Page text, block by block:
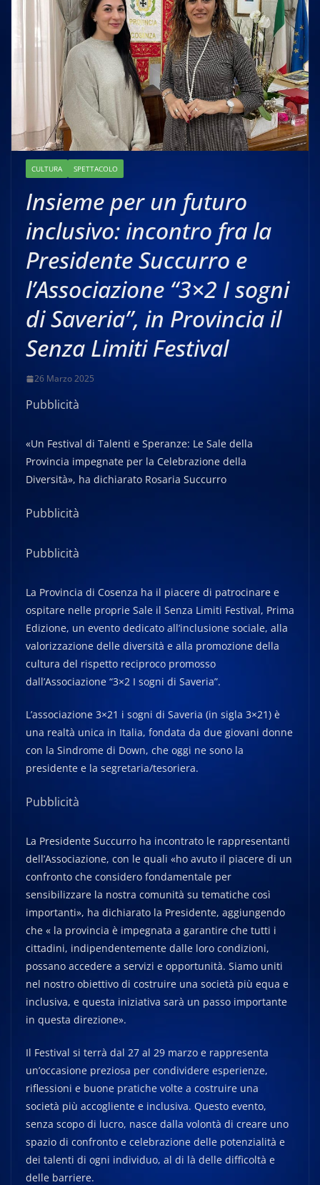
CULTURA SPETTACOLO
Insieme per un futuro
inclusivo: incontro fra la
Presidente Succurro e
l’Associazione “3×2 I sogni
di Saveria”, in Provincia il
Senza Limiti Festival
26 Marzo 2025
Pubblicità
«Un Festival di Talenti e Speranze: Le Sale della
Provincia impegnate per la Celebrazione della
Diversità», ha dichiarato Rosaria Succurro
Pubblicità
Pubblicità
La Provincia di Cosenza ha il piacere di patrocinare e
ospitare nelle proprie Sale il Senza Limiti Festival, Prima
Edizione, un evento dedicato all’inclusione sociale, alla
valorizzazione delle diversità e alla promozione della
cultura del rispetto reciproco promosso
dall’Associazione “3×2 I sogni di Saveria”.
L’associazione 3×21 i sogni di Saveria (in sigla 3×21) è
una realtà unica in Italia, fondata da due giovani donne
con la Sindrome di Down, che oggi ne sono la
presidente e la segretaria/tesoriera.
Pubblicità
La Presidente Succurro ha incontrato le rappresentanti
dell’Associazione, con le quali «ho avuto il piacere di un
confronto che considero fondamentale per
sensibilizzare la nostra comunità su tematiche così
importanti», ha dichiarato la Presidente, aggiungendo
che « la provincia è impegnata a garantire che tutti i
cittadini, indipendentemente dalle loro condizioni,
possano accedere a servizi e opportunità. Siamo uniti
nel nostro obiettivo di costruire una società più equa e
inclusiva, e questa iniziativa sarà un passo importante
in questa direzione».
Il Festival si terrà dal 27 al 29 marzo e rappresenta
un’occasione preziosa per condividere esperienze,
riflessioni e buone pratiche volte a costruire una
società più accogliente e inclusiva. Questo evento,
senza scopo di lucro, nasce dalla volontà di creare uno
spazio di confronto e celebrazione delle potenzialità e
dei talenti di ogni individuo, al di là delle difficoltà e
delle barriere.